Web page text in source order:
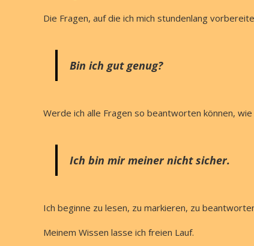
Die Fragen, auf die ich mich stundenlang
Bin ich gut genug?
Werde ich alle Fragen so beantworten können,
Ich bin mir meiner nicht sicher.
Ich beginne zu lesen, zu markieren, zu
Meinem Wissen lasse ich freien Lauf.